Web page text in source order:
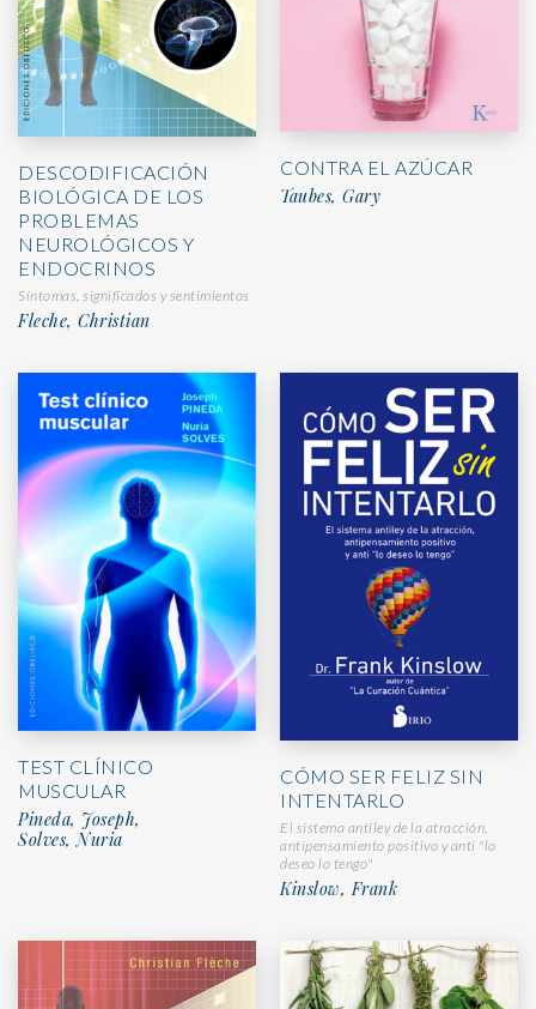
DESCODIFICACIÓN
BIOLÓGICA DE LOS
PROBLEMAS
NEUROLÓGICOS Y
ENDOCRINOS
Síntomas, significados y sentimientos
Fleche, Christian
CONTRA EL AZÚCAR
Taubes, Gary
TEST CLÍNICO
MUSCULAR
Pineda, Joseph,
Solves, Nuria
CÓMO SER FELIZ SIN
INTENTARLO
El sistema antiley de la atracción,
antipensamiento positivo y anti "lo
deseo lo tengo"
Kinslow, Frank